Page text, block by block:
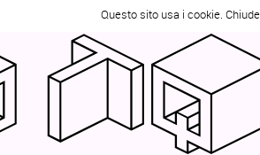
Segui @zqqrt
Questo sito usa i cookie.